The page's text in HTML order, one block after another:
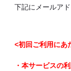
下記にメールア
<初回ご利用にあ
・本サービスの